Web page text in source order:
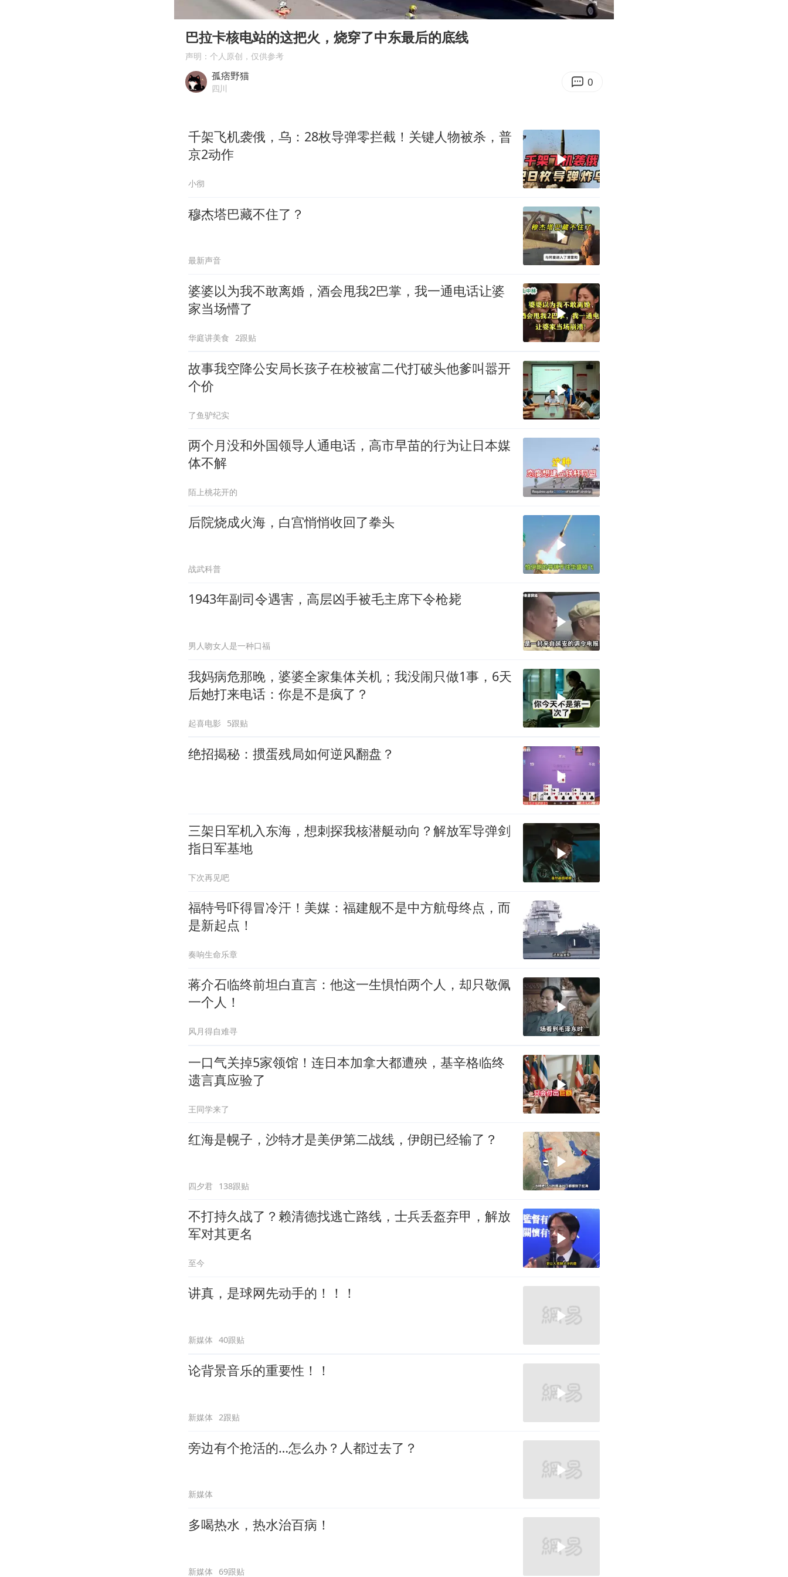
浙江台州《告全体市民书》
“不怕六爷挂得多 就怕六爷挂一颗”
酒店回应车内过夜被收150元
梁家辉：到内地拍戏不是北上是回归
00:00 04:36
Enter
巴拉卡核电站的这把火，烧穿了中东最后的底线
声明：个人原创，仅供参考
孤痞野猫
四川 0
千架飞机袭俄，乌：28枚导弹零拦截！关键人物被杀，普
京2动作
小彻
穆杰塔巴藏不住了？
最新声音
婆婆以为我不敢离婚，酒会甩我2巴掌，我一通电话让婆
家当场懵了
华庭讲美食 2跟贴
故事我空降公安局长孩子在校被富二代打破头他爹叫嚣开
个价
了鱼驴纪实
两个月没和外国领导人通电话，高市早苗的行为让日本媒
体不解
陌上桃花开的
后院烧成火海，白宫悄悄收回了拳头
战武科普
1943年副司令遇害，高层凶手被毛主席下令枪毙
男人吻女人是一种口福
我妈病危那晚，婆婆全家集体关机；我没闹只做1事，6天
后她打来电话：你是不是疯了？
起喜电影 5跟贴
绝招揭秘：掼蛋残局如何逆风翻盘？
三架日军机入东海，想刺探我核潜艇动向？解放军导弹剑
指日军基地
下次再见吧
福特号吓得冒冷汗！美媒：福建舰不是中方航母终点，而
是新起点！
奏响生命乐章
蒋介石临终前坦白直言：他这一生惧怕两个人，却只敬佩
一个人！
风月得自难寻
一口气关掉5家领馆！连日本加拿大都遭殃，基辛格临终
遗言真应验了
王同学来了
红海是幌子，沙特才是美伊第二战线，伊朗已经输了？
四夕君 138跟贴
不打持久战了？赖清德找逃亡路线，士兵丢盔弃甲，解放
军对其更名
至今
讲真，是球网先动手的！！！
新媒体 40跟贴
论背景音乐的重要性！！
新媒体 2跟贴
旁边有个抢活的…怎么办？人都过去了？
新媒体
多喝热水，热水治百病！
新媒体 69跟贴